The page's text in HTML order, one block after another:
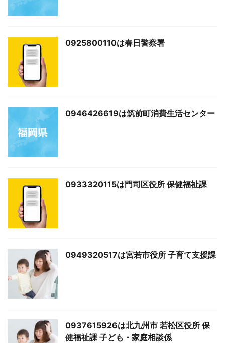
0925800110は春日警察署
0946426619は筑前町消費生活センター
0933320115は門司区役所 保健福祉課
0949320517は宮若市役所 子育て支援課
0937615926は北九州市 若松区役所 保
健福祉課 子ども・家庭相談係